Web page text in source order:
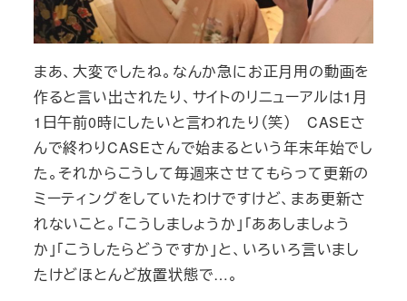
まあ、大変でしたね。なんか急にお正月用の動画を
作ると言い出されたり、サイトのリニューアルは1月
1日午前0時にしたいと言われたり（笑） CASEさ
んで終わりCASEさんで始まるという年末年始でし
た。それからこうして毎週来させてもらって更新の
ミーティングをしていたわけですけど、まあ更新さ
れないこと。「こうしましょうか」「ああしましょう
か」「こうしたらどうですか」と、いろいろ言いまし
たけどほとんど放置状態で…。